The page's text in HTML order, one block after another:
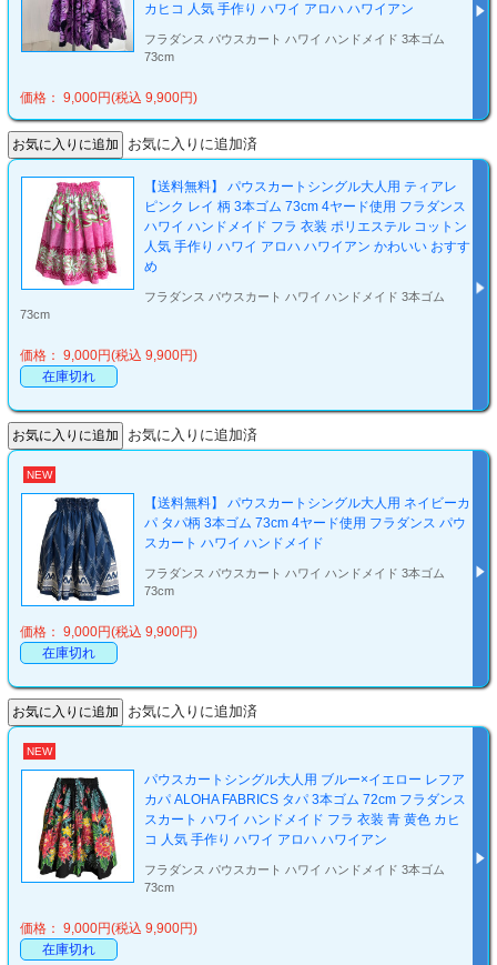
カヒコ 人気 手作り ハワイ アロハ ハワイアン
フラダンス パウスカート ハワイ ハンドメイド 3本ゴム
73cm
価格： 9,000円(税込 9,900円)
お気に入りに追加済
【送料無料】 パウスカートシングル大人用 ティアレ
ピンク レイ 柄 3本ゴム 73cm 4ヤード使用 フラダンス
ハワイ ハンドメイド フラ 衣装 ポリエステル コットン
人気 手作り ハワイ アロハ ハワイアン かわいい おすす
め
フラダンス パウスカート ハワイ ハンドメイド 3本ゴム
73cm
価格： 9,000円(税込 9,900円)
在庫切れ
お気に入りに追加済
NEW
【送料無料】 パウスカートシングル大人用 ネイビーカ
パ タパ柄 3本ゴム 73cm 4ヤード使用 フラダンス パウ
スカート ハワイ ハンドメイド
フラダンス パウスカート ハワイ ハンドメイド 3本ゴム
73cm
価格： 9,000円(税込 9,900円)
在庫切れ
お気に入りに追加済
NEW
パウスカートシングル大人用 ブルー×イエロー レフア
カパ ALOHA FABRICS タパ 3本ゴム 72cm フラダンス
スカート ハワイ ハンドメイド フラ 衣装 青 黄色 カヒ
コ 人気 手作り ハワイ アロハ ハワイアン
フラダンス パウスカート ハワイ ハンドメイド 3本ゴム
73cm
価格： 9,000円(税込 9,900円)
在庫切れ